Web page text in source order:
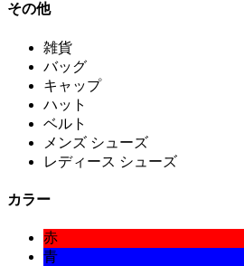
その他
雑貨
バッグ
キャップ
ハット
ベルト
メンズ シューズ
レディース シューズ
カラー
赤
青